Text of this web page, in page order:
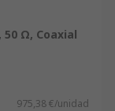
50 Ω, Coaxial
975,38 €/unidad